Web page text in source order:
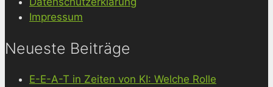
Impressum
Neueste Beiträge
E-E-A-T in Zeiten von KI: Welche Rolle